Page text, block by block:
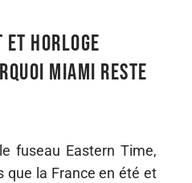
et horloge
Miami reste
fuseau Eastern Time,
que la France en été et